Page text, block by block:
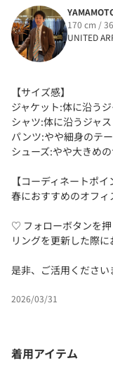
170 cm /
UNITED
【サイズ感】
ジャケット:体に沿う
シャツ:体に沿うジャ
パンツ:やや細身のテ
シューズ:やや大きめ
【コーディネートポイ
春におすすめのオフィ
♡ フォローボタンを
リングを更新した際
是非、ご活用ください
2026/03/31
着用アイテム